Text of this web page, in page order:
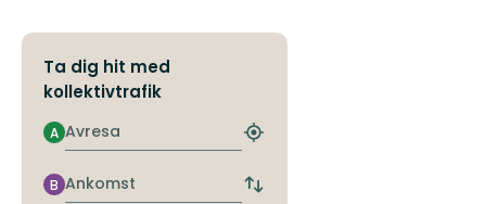
Ta dig hit med
kollektivtrafik
Avresa
A
Hitta
hållplats
Ankomst
B
Byt